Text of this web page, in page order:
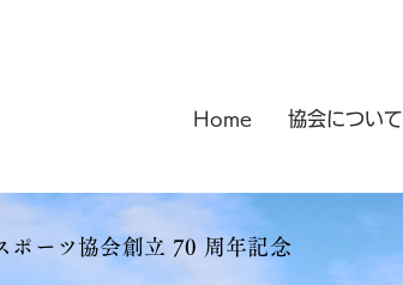
Home 協会について
ポーツ協会創立 70 周年記念